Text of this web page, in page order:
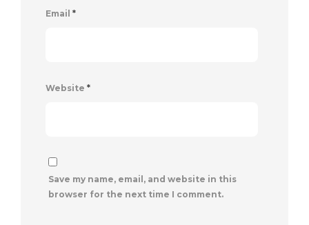
Email *
Website *
Save my name, email, and website in this
browser for the next time I comment.